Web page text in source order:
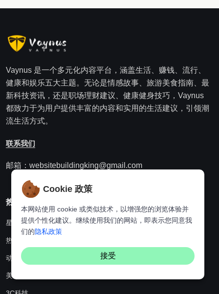
Vaynus 是一个多元化内容平台，涵盖生活、赚钱、流行、
健康和娱乐五大主题。无论是情感故事、旅游美食指南、最
新科技资讯，还是职场理财建议、健康健身技巧，Vaynus
都致力于为用户提供丰富的内容和实用的生活建议，引领潮
流生活方式。
联系我们
邮箱：websitebuildingking@gmail.com
热门分类
星座
热点资讯
动漫
美食
Cookie 政策
本网站使用 cookie 或类似技术，以增强您的浏览体验并
提供个性化建议。继续使用我们的网站，即表示您同意我
们的隐私政策
接受